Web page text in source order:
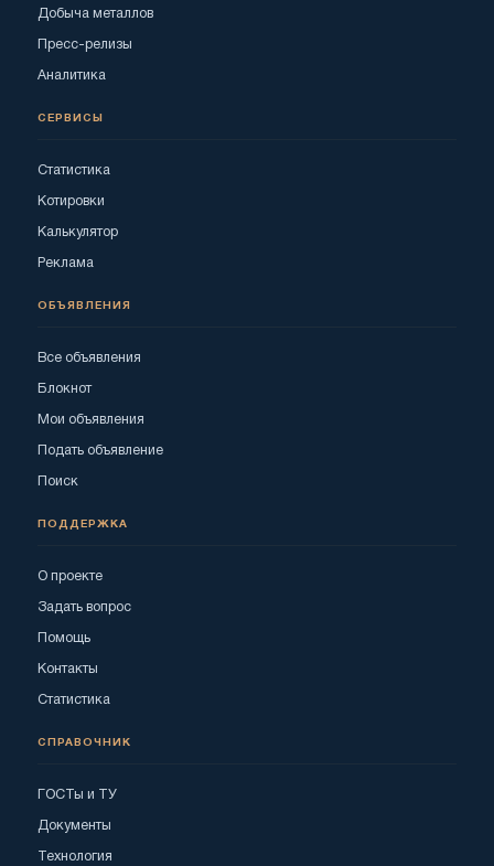
Добыча металлов
Пресс-релизы
Аналитика
СЕРВИСЫ
Статистика
Котировки
Калькулятор
Реклама
ОБЪЯВЛЕНИЯ
Все объявления
Блокнот
Мои объявления
Подать объявление
Поиск
ПОДДЕРЖКА
О проекте
Задать вопрос
Помощь
Контакты
Статистика
СПРАВОЧНИК
ГОСТы и ТУ
Документы
Технология